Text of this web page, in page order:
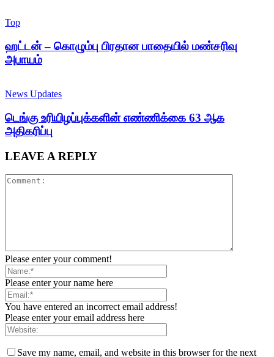
Top
ஹட்டன் – கொழும்பு பிரதான பாதையில் மண்சரிவு
அபாயம்
News Updates
டெங்கு உரியிழப்புக்களின் எண்ணிக்கை 63 ஆக
அதிகரிப்பு
LEAVE A REPLY
Please enter your comment!
Please enter your name here
You have entered an incorrect email address!
Please enter your email address here
Save my name, email, and website in this browser for the next